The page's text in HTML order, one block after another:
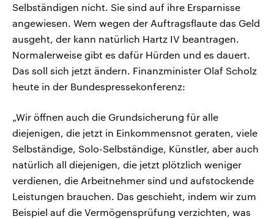
Selbständigen nicht. Sie sind auf ihre Ersparnisse
angewiesen. Wem wegen der Auftragsflaute das Geld
ausgeht, der kann natürlich Hartz IV beantragen.
Normalerweise gibt es dafür Hürden und es dauert.
Das soll sich jetzt ändern. Finanzminister Olaf Scholz
heute in der Bundespressekonferenz:
„Wir öffnen auch die Grundsicherung für alle
diejenigen, die jetzt in Einkommensnot geraten, viele
Selbständige, Solo-Selbständige, Künstler, aber auch
natürlich all diejenigen, die jetzt plötzlich weniger
verdienen, die Arbeitnehmer sind und aufstockende
Leistungen brauchen. Das geschieht, indem wir zum
Beispiel auf die Vermögensprüfung verzichten, was